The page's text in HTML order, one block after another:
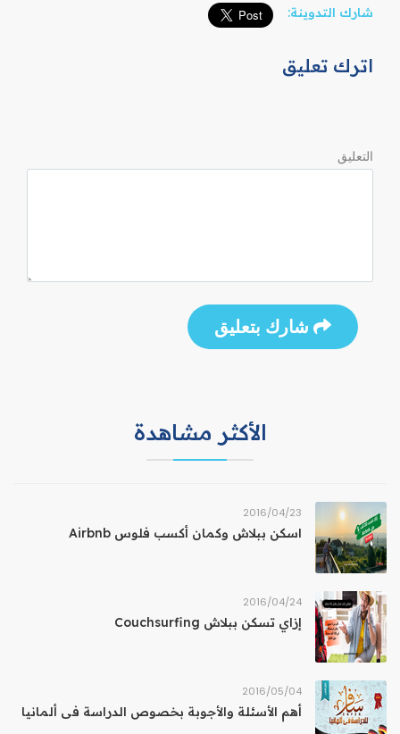
شارك التدوينة:
اترك تعليق
التعليق
شارك بتعليق
الأكثر مشاهدة
23‏/04‏/2016
اسكن ببلاش وكمان أكسب فلوس Airbnb
24‏/04‏/2016
إزاي تسكن ببلاش Couchsurfing
04‏/05‏/2016
أهم الأسئلة والأجوبة بخصوص الدراسة فى ألمانيا